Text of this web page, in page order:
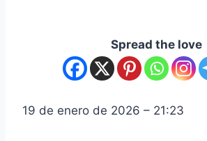
Spread the love
19 de enero de 2026 – 21:23